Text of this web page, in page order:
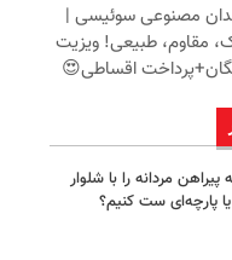
مصنوعی سوئیسی |
مقاوم، طبیعی! ویزیت
اقساطی😍
پیراهن مردانه را با شلوار
پارچه‌ای ست کنیم؟